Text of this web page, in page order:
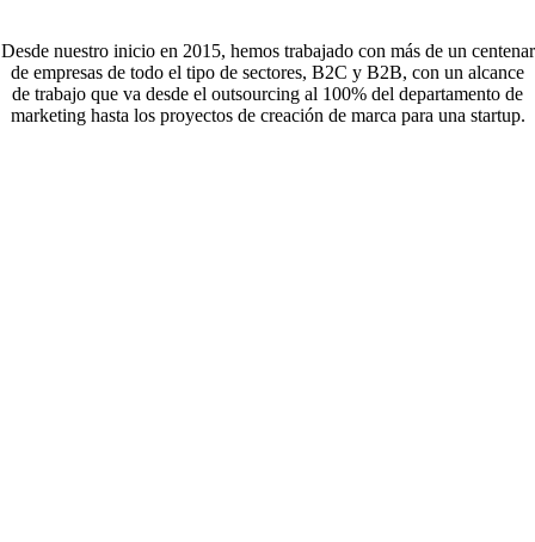
Desde nuestro inicio en 2015, hemos trabajado con más de un centenar
de empresas de todo el tipo de sectores, B2C y B2B, con un alcance
de trabajo que va desde el outsourcing al 100% del departamento de
marketing hasta los proyectos de creación de marca para una startup.